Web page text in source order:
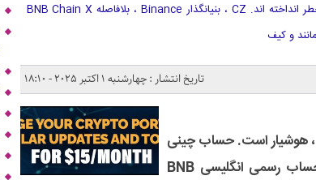
هکرها حساب رسمی انگلیسی BNB Chain X را به خطر انداخته اند. CZ ، بنیانگذار Binance ، بلافاصله BNB Chain X
تاریخ انتشار : چهارشنبه 1 اکتبر 2025 - 18:10
صنعت رمزنگاری پس از هک زنجیره ای BNB ، هوشیار است. حساب چینی
Binance به کاربران هشدار داد که هکرها حساب رسمی انگلیسی BNB